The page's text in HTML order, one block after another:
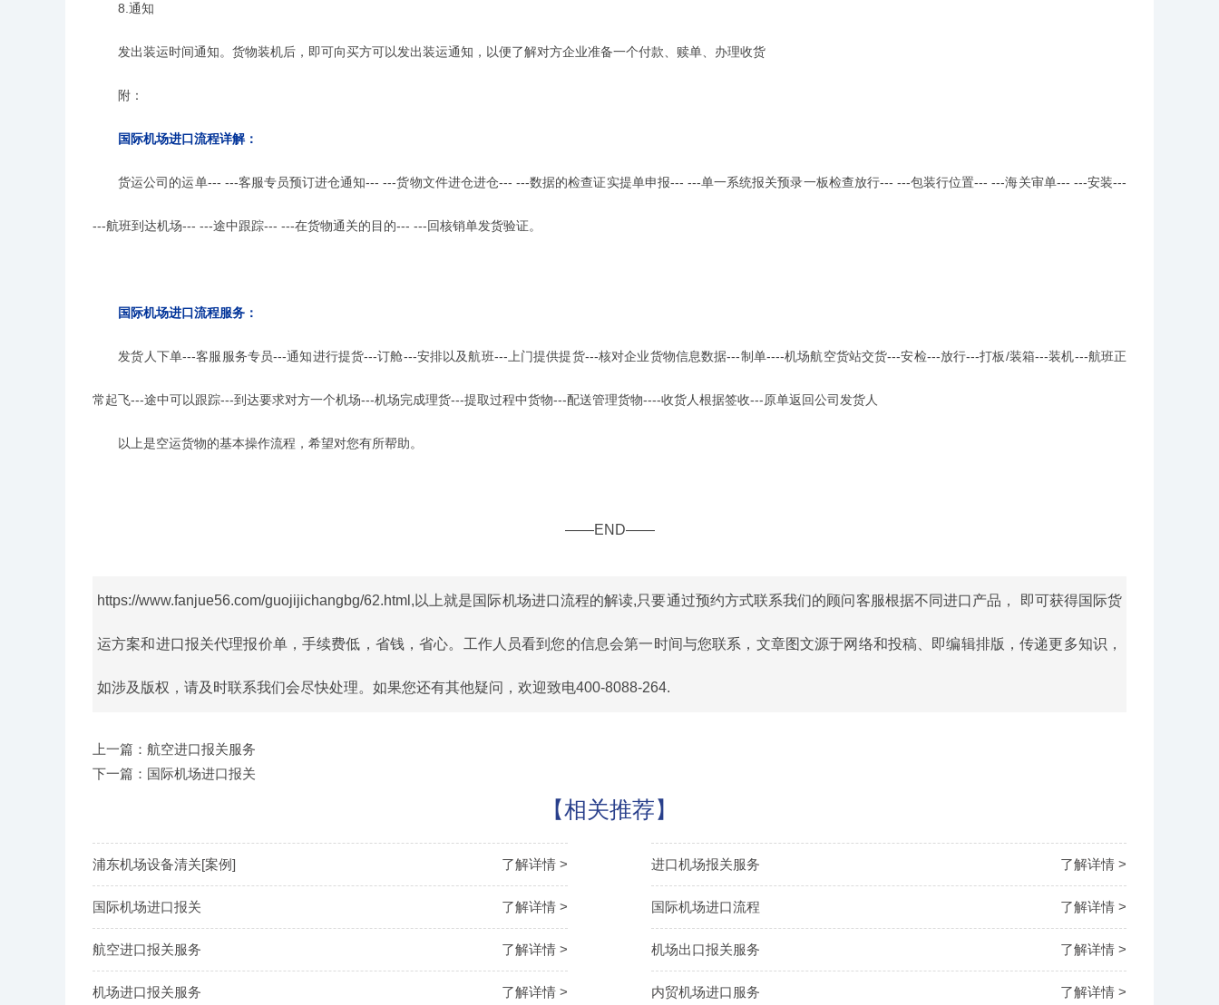
8.通知
发出装运时间通知。货物装机后，即可向买方可以发出装运通知，以便了解对方企业准备一个付款、赎单、办理收货
附：
国际机场进口流程详解：
货运公司的运单--- ---客服专员预订进仓通知--- ---货物文件进仓进仓--- ---数据的检查证实提单申报--- ---单一系统报关预录一板检查放行--- ---包装行位置--- ---海关审单--- ---安装---
---航班到达机场--- ---途中跟踪--- ---在货物通关的目的--- ---回核销单发货验证。
国际机场进口流程服务：
发货人下单---客服服务专员---通知进行提货---订舱---安排以及航班---上门提供提货---核对企业货物信息数据---制单----机场航空货站交货---安检---放行---打板/装箱---装机---航班正
常起飞---途中可以跟踪---到达要求对方一个机场---机场完成理货---提取过程中货物---配送管理货物----收货人根据签收---原单返回公司发货人
以上是空运货物的基本操作流程，希望对您有所帮助。
——END——
https://www.fanjue56.com/guojijichangbg/62.html ,以上就是国际机场进口流程的解读,只要通过预约方式联系我们的顾问客服根据不同进口产品， 即可获得国际货
运方案和进口报关代理报价单，手续费低，省钱，省心。工作人员看到您的信息会第一时间与您联系，文章图文源于网络和投稿、即编辑排版，传递更多知识，
如涉及版权，请及时联系我们会尽快处理。如果您还有其他疑问，欢迎致电400-8088-264.
上一篇：航空进口报关服务
下一篇：国际机场进口报关
【相关推荐】
了解详情 >
浦东机场设备清关[案例] 了解详情 >
进口机场报关服务
了解详情 >
国际机场进口报关 了解详情 >
国际机场进口流程
了解详情 >
航空进口报关服务 了解详情 >
机场出口报关服务
了解详情 >
机场进口报关服务 了解详情 >
内贸机场进口服务